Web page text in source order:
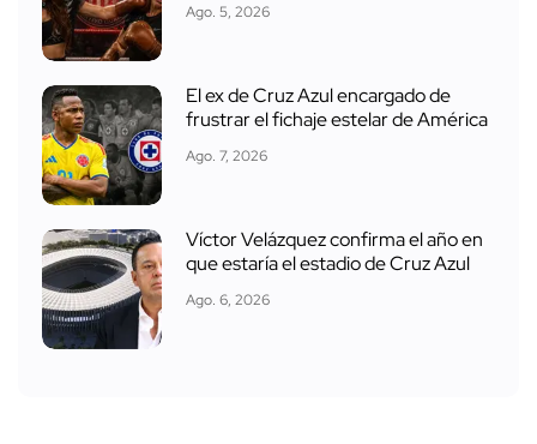
Ago. 5, 2026
El ex de Cruz Azul encargado de
frustrar el fichaje estelar de América
Ago. 7, 2026
Víctor Velázquez confirma el año en
que estaría el estadio de Cruz Azul
Ago. 6, 2026